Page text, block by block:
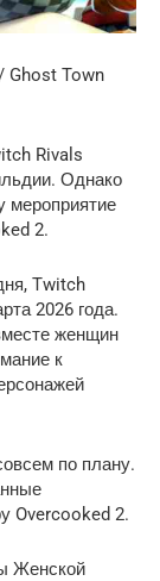
Ghost Town
Rivals
Однако
мероприятие
2.
Twitch
2026 года.
женщин
к
по плану.
Overcooked 2.
Женской